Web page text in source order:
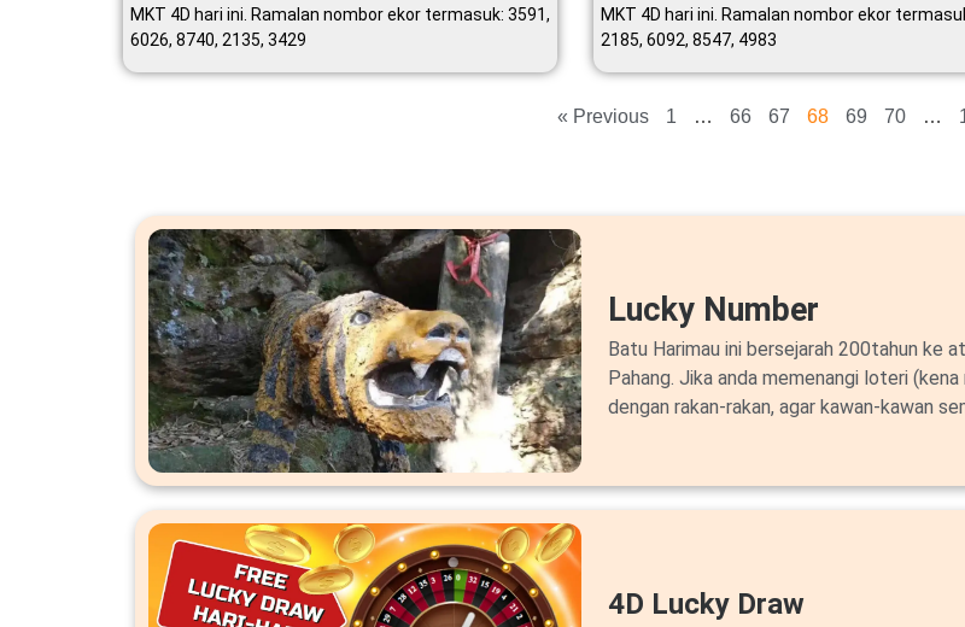
MKT 4D hari ini. Ramalan nombor ekor termasuk: 3591,
6026, 8740, 2135, 3429
MKT 4D hari ini. Ramalan nombor ekor
2185, 6092, 8547, 4983
« Previous 1 … 66 67 68 69 70 …
Lucky Number
Batu Harimau ini bersejarah 200tahun ke
Pahang. Jika anda memenangi loteri
dengan rakan-rakan, agar kawan-kawan
4D Lucky Draw